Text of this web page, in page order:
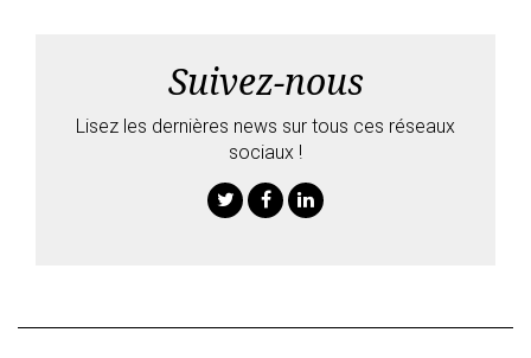
Suivez-nous
Lisez les dernières news sur tous ces réseaux
sociaux !